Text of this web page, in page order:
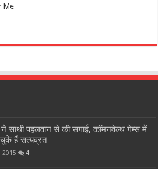
Me
ने साथी पहलवान से की सगाई, कॉमनवेल्थ गेम्स में
चुके हैं सत्यव्रत
2015 4